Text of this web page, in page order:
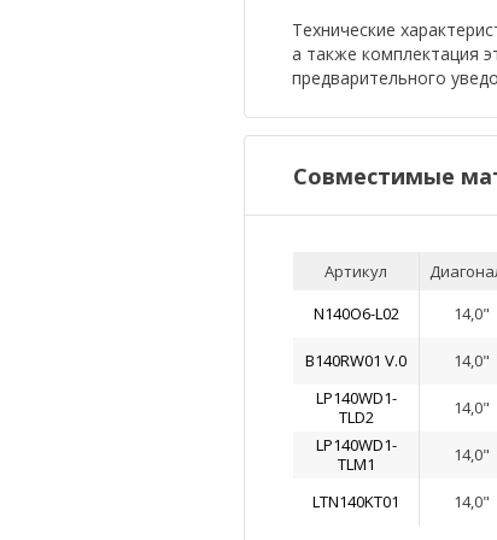
Технические
а также комплектация
предварительного
Совместимые
Артикул
N140O6-L02
14,0"
B140RW01 V.0 14,0"
LP140WD1-
TLD2
14,0"
LP140WD1-
TLM1
14,0"
LTN140KT01 14,0"